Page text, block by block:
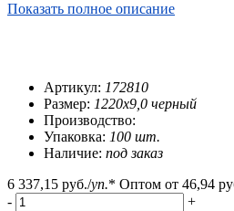
Показать полное описание
Артикул: 172810
Размер: 1220х9,0 черный
Производство:
Упаковка: 100 шт.
Наличие: под заказ
6 337,15 руб./уп.* Оптом от 46,94
-
+